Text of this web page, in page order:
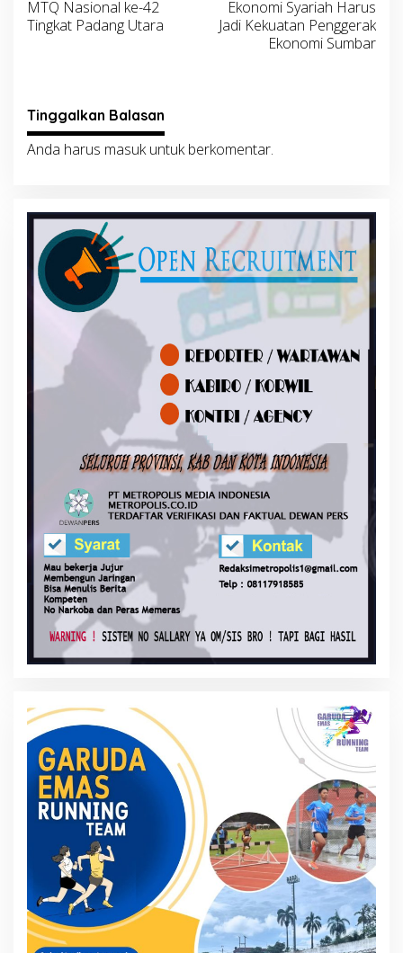
MTQ Nasional ke-42
Tingkat Padang Utara
Ekonomi Syariah Harus
Jadi Kekuatan Penggerak
Ekonomi Sumbar
Tinggalkan Balasan
Anda harus masukuntuk berkomentar.